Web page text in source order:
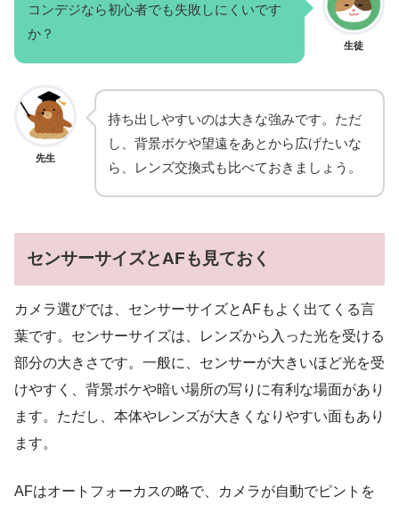
生徒
コンデジなら初心者でも失敗しにくいです
か？
先生
持ち出しやすいのは大きな強みです。ただ
し、背景ボケや望遠をあとから広げたいな
ら、レンズ交換式も比べておきましょう。
センサーサイズとAFも見ておく
カメラ選びでは、センサーサイズとAFもよく出てくる言
葉です。センサーサイズは、レンズから入った光を受ける
部分の大きさです。一般に、センサーが大きいほど光を受
けやすく、背景ボケや暗い場所の写りに有利な場面があり
ます。ただし、本体やレンズが大きくなりやすい面もあり
ます。
AFはオートフォーカスの略で、カメラが自動でピントを